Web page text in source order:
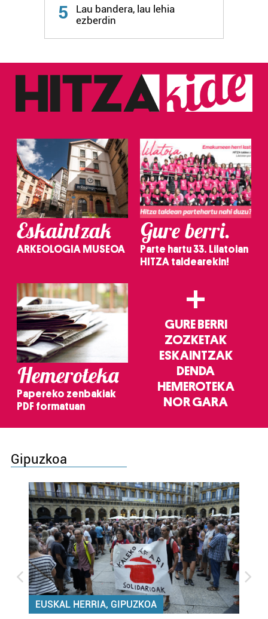
fitxategiak erabiltzen ditu. Zure esperientzia eta
zerbitzuak hobetzeko asmoz, cookie teknologiaz
baliatzen gara. Ohar hau onartuz gero, teknologia hori
5
Lau bandera, lau lehia
ezberdin
Eskaintzak
ARKEOLOGIA MUSEOA
Gure berri.
Parte hartu 33. Lilatoian
HITZA taldearekin!
Hemeroteka
Papereko zenbakiak
PDF formatuan
+
GURE BERRI
ZOZKETAK
ESKAINTZAK
DENDA
HEMEROTEKA
NOR GARA
Gipuzkoa
EUSKAL HERRIA, GIPUZKOA